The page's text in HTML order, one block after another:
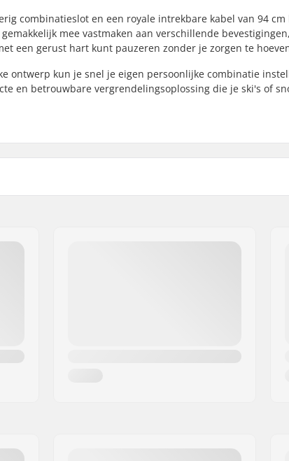
combinatieslot en een royale intrekbare kabel van 94
mee vastmaken aan verschillende
een gerust hart kunt pauzeren zonder je zorgen te
ontwerp kun je snel je eigen persoonlijke combinatie
en betrouwbare vergrendelingsoplossing die je ski's of